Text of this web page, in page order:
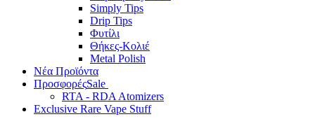
Simply Tips
Drip Tips
Φυτίλι
Θήκες-Κολιέ
Metal Polish
Νέα Προϊόντα
ΠροσφορέςSale
RTA - RDA Atomizers
Exclusive Rare Vape Stuff